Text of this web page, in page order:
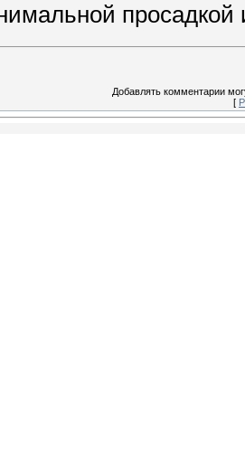
Добавлять комментарии
[